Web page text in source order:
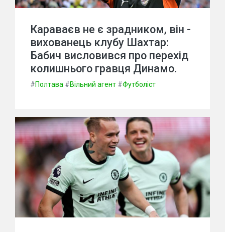
Караваєв не є зрадником, він -
вихованець клубу Шахтар:
Бабич висловився про перехід
колишнього гравця Динамо.
#Полтава #Вільний агент #Футболіст